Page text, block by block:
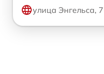
улица Энгельса,